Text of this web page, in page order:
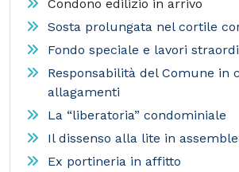
Condono edilizio in arrivo
Sosta prolungata nel cortile
Fondo speciale e lavori
Responsabilità del Comune in
allagamenti
La “liberatoria” condominiale
Il dissenso alla lite in
Ex portineria in affitto